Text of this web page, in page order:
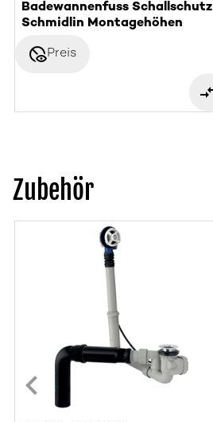
Badewannenfuss Schallschutz
Schmidlin Montagehöhen
disabled_visiblePreis
Zubehör